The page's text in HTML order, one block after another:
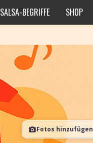
SALSA-BEGRIFFE SHOP
Fotos hinzufügen